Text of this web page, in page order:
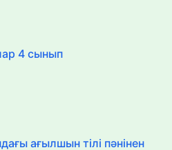
4 сынып
ағылшын тілі пәнінен